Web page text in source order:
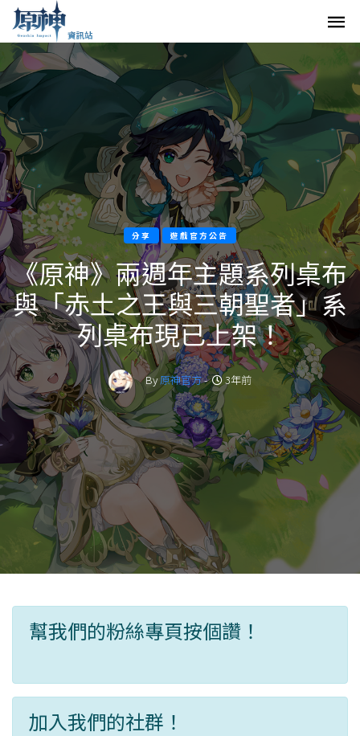
分享 遊戲官方公告
《原神》兩週年主題系列桌布
與「赤土之王與三朝聖者」系
列桌布現已上架！
By原神官方- 3年前
幫我們的粉絲專頁按個讚！
加入我們的社群！